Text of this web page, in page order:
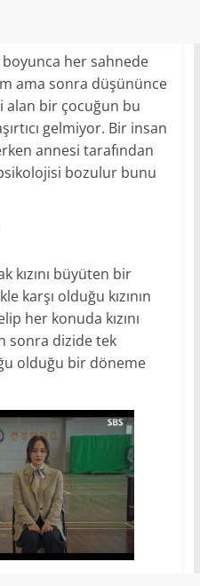
her sahnede
ama sonra düşününce
alan bir çocuğun bu
gelmiyor. Bir insan
annesi tarafından
bozulur bunu
kızını büyüten bir
karşı olduğu kızının
her konuda kızını
sonra dizide tek
olduğu bir döneme